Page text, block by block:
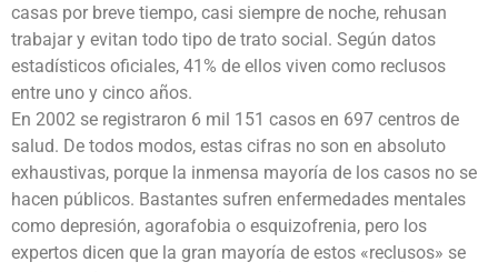
casas por breve tiempo, casi siempre de noche, rehusan
trabajar y evitan todo tipo de trato social. Según datos
estadísticos oficiales, 41% de ellos viven como reclusos
entre uno y cinco años.
En 2002 se registraron 6 mil 151 casos en 697 centros de
salud. De todos modos, estas cifras no son en absoluto
exhaustivas, porque la inmensa mayoría de los casos no se
hacen públicos. Bastantes sufren enfermedades mentales
como depresión, agorafobia o esquizofrenia, pero los
expertos dicen que la gran mayoría de estos «reclusos» se